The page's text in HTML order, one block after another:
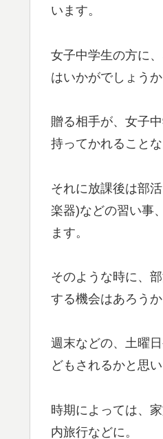
います。
女子中学生の方に
はいかがでしょうか
贈る相手が、女子
持ってかれること
それに放課後は部
楽器)などの習い事
ます。
そのような時に、
する機会はあろうか
週末などの、土曜
どもされるかと思い
時期によっては、
内旅行などに。